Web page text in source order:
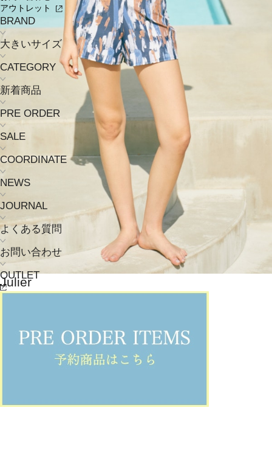
アウトレット
BRAND
大きいサイズ
CATEGORY
新着商品
PRE ORDER
SALE
COORDINATE
NEWS
JOURNAL
よくある質問
お問い合わせ
OUTLET
Julier